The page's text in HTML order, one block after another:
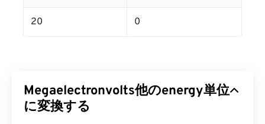
20 0
Megaelectronvolts他のenergy単位
に変換する